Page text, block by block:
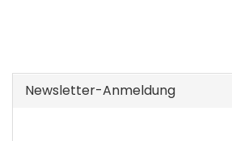
Newsletter-Anmeldung